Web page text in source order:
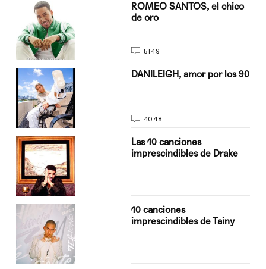
ROMEO SANTOS, el chico
de oro
5149
DANILEIGH, amor por los 90
4048
Las 10 canciones
imprescindibles de Drake
10 canciones
imprescindibles de Tainy